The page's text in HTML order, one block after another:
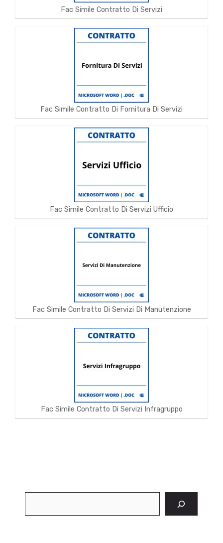
Fac Simile Contratto Di Servizi
Fac Simile Contratto Di Fornitura Di Servizi
Fac Simile Contratto Di Servizi Ufficio
Fac Simile Contratto Di Servizi Di Manutenzione
Fac Simile Contratto Di Servizi Infragruppo